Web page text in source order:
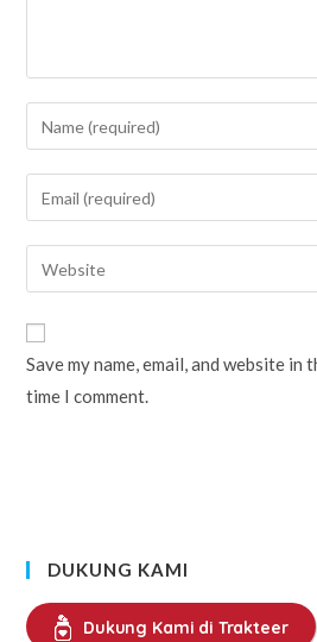
your
name
to
comment
your
email
address
your
URL
(optional)
Save my name, email, and website
time I comment.
DUKUNG KAMI
Dukung Kami di Trakteer